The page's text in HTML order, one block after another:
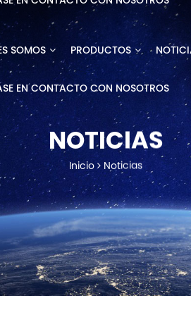
SOMOS PRODUCTOS
EN CONTACTO CON NOSOTROS
NOTICIAS
Inicio Noticias